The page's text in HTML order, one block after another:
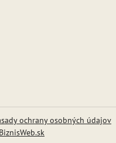
ochrany osobných údajov
BiznisWeb.sk